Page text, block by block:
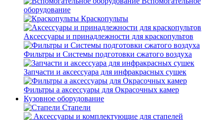
оборудование
Краскопульты
Аксессуары и принадлежности для краскопультов
Фильтры и Системы подготовки сжатого воздуха
Запчасти и аксессуара для инфракрасных сушек
Фильтры а аксессуары для Окрасочных камер
Кузовное оборудование
Стапели